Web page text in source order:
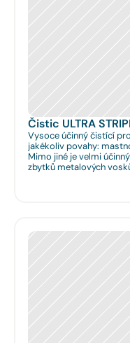
Čistic ULTRA
Vysoce účinný čistící
jakékoliv povahy:
Mimo jiné je velmi
zbytků metalových